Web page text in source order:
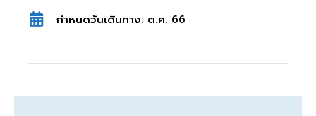
กำหนดวันเดินทาง: ต.ค. 66